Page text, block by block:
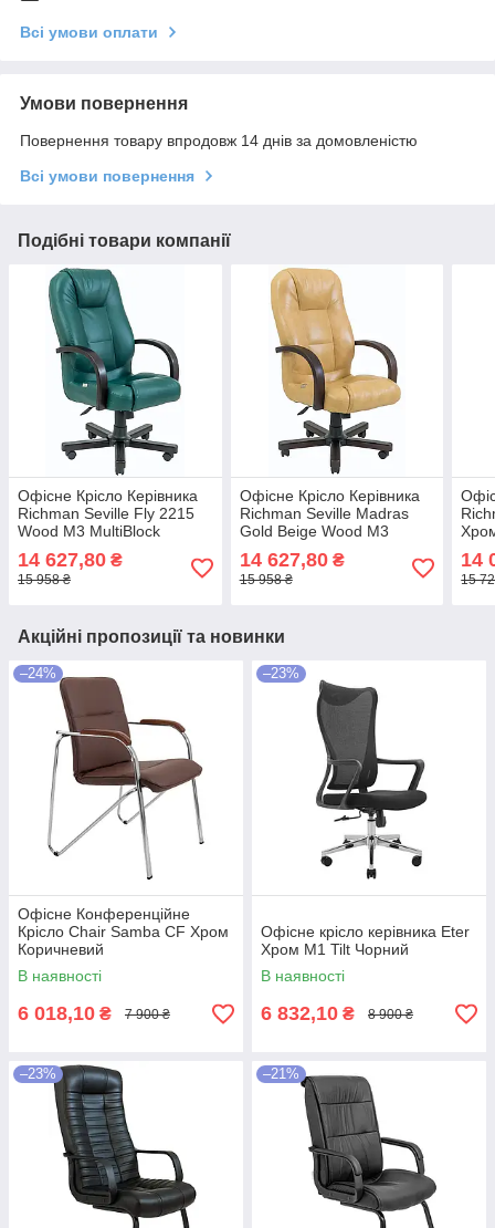
Всі умови оплати
Умови повернення
Повернення товару впродовж 14 днів за домовленістю
Всі умови повернення
Подібні товари компанії
Офісне Крісло Керівника
Richman Seville Fly 2215
Wood М3 MultiBlock
Зелений
14 627,80 ₴
15 958 ₴
Офісне Крісло Керівника
Richman Seville Madras
Gold Beige Wood М3
MultiBlock Бежевий
14 627,80₴
15 958 ₴
14
15
Акційні пропозиції та новинки
–24%
Офісне Конференційне
Крісло Chair Samba CF Хром
Коричневий
В наявності
6 018,10 ₴ 7 900 ₴
–23%
Офісне крісло керівника Eter
Хром M1 Tilt Чорний
В наявності
6 832,10 ₴ 8 900 ₴
–23% –21%